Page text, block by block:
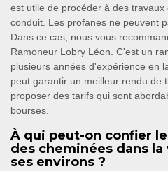
est utile de procéder à des
conduit. Les profanes ne peuvent
Dans ce cas, nous vous
Ramoneur Lobry Léon. C'est un
plusieurs années d'expérience en
peut garantir un meilleur rendu de
proposer des tarifs qui sont
bourses.
À qui peut-on confier
des cheminées dans
ses environs ?